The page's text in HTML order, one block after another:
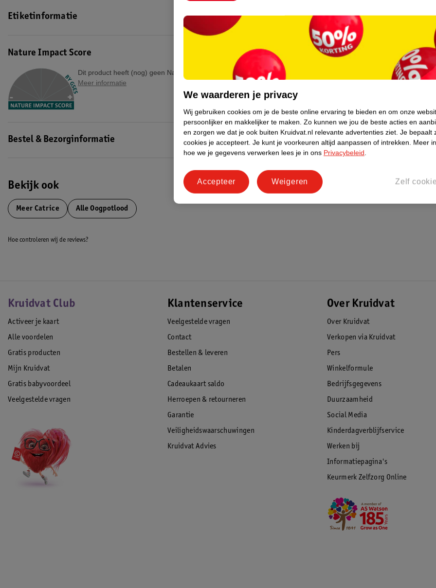
Etiketinformatie
Nature Impact Score
Dit product heeft (nog) geen Nature Impact Score.
Meer informatie
Bestel & Bezorginformatie
Bekijk ook
Meer Catrice Alle Oogpotlood
Hoe controleren wij de reviews?
Kruidvat Club
Activeer je kaart
Alle voordelen
Gratis producten
Mijn Kruidvat
Gratis babyvoordeel
Veelgestelde vragen
Klantenservice
Veelgestelde vragen
Contact
Bestellen & leveren
Betalen
Cadeaukaart saldo
Herroepen & retourneren
Garantie
Veiligheidswaarschuwingen
Kruidvat Advies
Over Kruidvat
Over Kruidvat
Verkopen via Kruidvat
Pers
Winkelformule
Bedrijfsgegevens
Duurzaamheid
Social Media
Kinderdagverblijfservice
Werken bij
Informatiepagina's
Keurmerk Zelfzorg Online
We waarderen je privacy
Wij gebruiken cookies om je de beste online ervaring te bieden en om onze
persoonlijker en makkelijker te maken. Zo kunnen we jou de beste acties en
en zorgen we dat je ook buiten Kruidvat.nl relevante advertenties ziet. Je bepaalt
cookies je accepteert. Je kunt je voorkeuren altijd aanpassen of intrekken. Meer
hoe we je gegevens verwerken lees je in ons Privacybeleid.
Zelf
Weigeren
Accepteer